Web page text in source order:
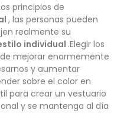
principios de
, las personas pueden
realmente su
individual .Elegir los
mejorar enormemente
y aumentar
sobre el color en
para crear un vestuario
y se mantenga al día